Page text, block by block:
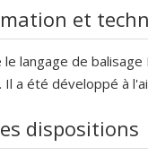
et
le langage de
a été développé à
dispositions